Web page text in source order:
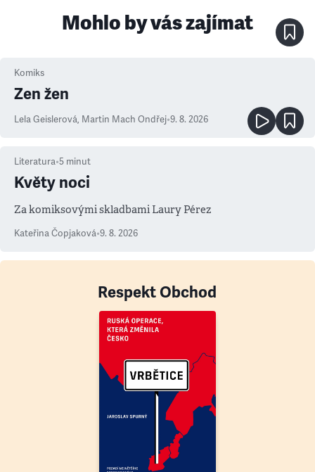
Mohlo by vás zajímat
Komiks
Zen žen
Lela Geislerová, Martin Mach Ondřej•9. 8. 2026
Literatura•5 minut
Květy noci
Za komiksovými skladbami Laury Pérez
Kateřina Čopjaková•9. 8. 2026
Respekt Obchod